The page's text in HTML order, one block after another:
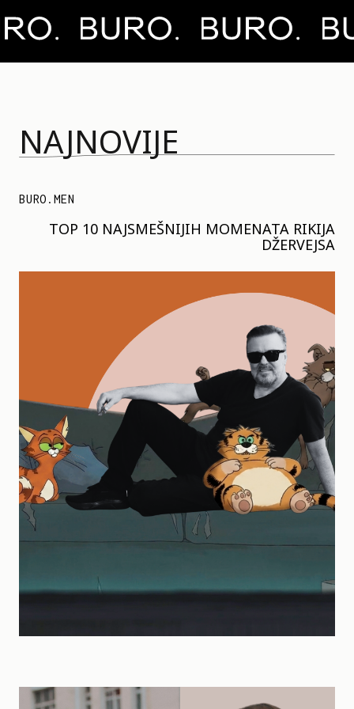
NAJNOVIJE
BURO.MEN
TOP 10 NAJSMEŠNIJIH MOMENATA RIKIJA
DŽERVEJSA